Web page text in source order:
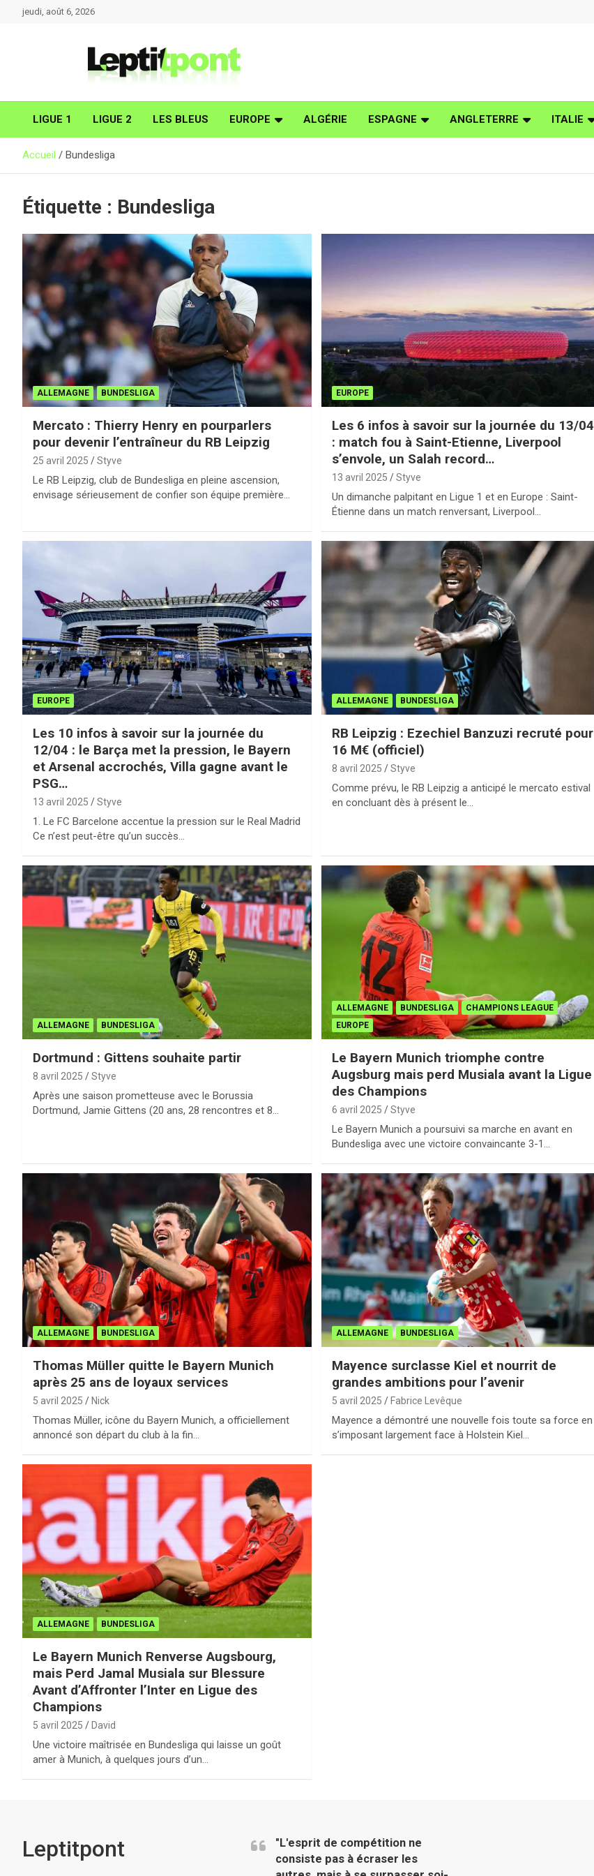
jeudi, août 6, 2026
LIGUE 1 LIGUE 2 LES BLEUS EUROPE ALGÉRIE ESPAGNE ANGLETERRE ITALIE
Accueil Bundesliga
Étiquette : Bundesliga
ALLEMAGNE BUNDESLIGA
Mercato : Thierry Henry en pourparlers
pour devenir l’entraîneur du RB Leipzig
25 avril 2025 Styve
Le RB Leipzig, club de Bundesliga en pleine ascension,
envisage sérieusement de confier son équipe première…
EUROPE
Les 6 infos à savoir sur la journée du 13/04
: match fou à Saint-Etienne, Liverpool
s’envole, un Salah record…
13 avril 2025 Styve
Un dimanche palpitant en Ligue 1 et en Europe : Saint-
Étienne dans un match renversant, Liverpool…
EUROPE
Les 10 infos à savoir sur la journée du
12/04 : le Barça met la pression, le Bayern
et Arsenal accrochés, Villa gagne avant le
PSG…
13 avril 2025 Styve
1. Le FC Barcelone accentue la pression sur le Real Madrid
Ce n’est peut-être qu’un succès…
ALLEMAGNE BUNDESLIGA
RB Leipzig : Ezechiel Banzuzi recruté pour
16 M€ (officiel)
8 avril 2025 Styve
Comme prévu, le RB Leipzig a anticipé le mercato estival
en concluant dès à présent le…
ALLEMAGNE BUNDESLIGA
Dortmund : Gittens souhaite partir
8 avril 2025 Styve
Après une saison prometteuse avec le Borussia
Dortmund, Jamie Gittens (20 ans, 28 rencontres et 8…
ALLEMAGNE BUNDESLIGA
CHAMPIONS LEAGUE
EUROPE
Le Bayern Munich triomphe contre
Augsburg mais perd Musiala avant la Ligue
des Champions
6 avril 2025 Styve
Le Bayern Munich a poursuivi sa marche en avant en
Bundesliga avec une victoire convaincante 3-1…
ALLEMAGNE BUNDESLIGA
Thomas Müller quitte le Bayern Munich
après 25 ans de loyaux services
5 avril 2025 Nick
Thomas Müller, icône du Bayern Munich, a officiellement
annoncé son départ du club à la fin…
ALLEMAGNE BUNDESLIGA
Mayence surclasse Kiel et nourrit de
grandes ambitions pour l’avenir
5 avril 2025 Fabrice Levêque
Mayence a démontré une nouvelle fois toute sa force en
s’imposant largement face à Holstein Kiel…
ALLEMAGNE BUNDESLIGA
Le Bayern Munich Renverse Augsbourg,
mais Perd Jamal Musiala sur Blessure
Avant d’Affronter l’Inter en Ligue des
Champions
5 avril 2025 David
Une victoire maîtrisée en Bundesliga qui laisse un goût
amer à Munich, à quelques jours d’un…
Leptitpont
"L'esprit de compétition ne
consiste pas à écraser les